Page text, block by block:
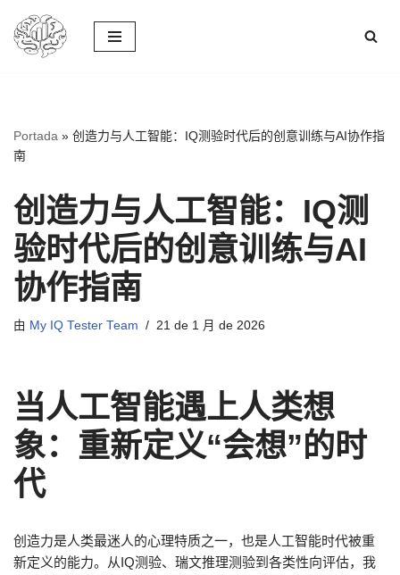
跳
Portada » 创造力与人工智能：IQ测验时代后的创意训练与AI协作指
南
创造力与人工智能：IQ测
验时代后的创意训练与AI
协作指南
由 My IQ Tester Team 21 de 1 月 de 2026
当人工智能遇上人类想
象：重新定义“会想”的时
代
创造力是人类最迷人的心理特质之一，也是人工智能时代被重
新定义的能力。从IQ测验、瑞文推理测验到各类性向评估，我